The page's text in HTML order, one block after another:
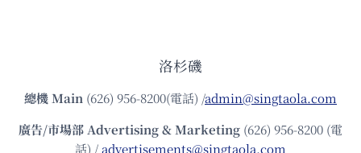
洛杉磯
總機Main (626) 956-8200(電話) /admin@singtaola.com
廣告/市場部Advertising & Marketing (626) 956-8200 (電
話) /advertisements@singtaola.com